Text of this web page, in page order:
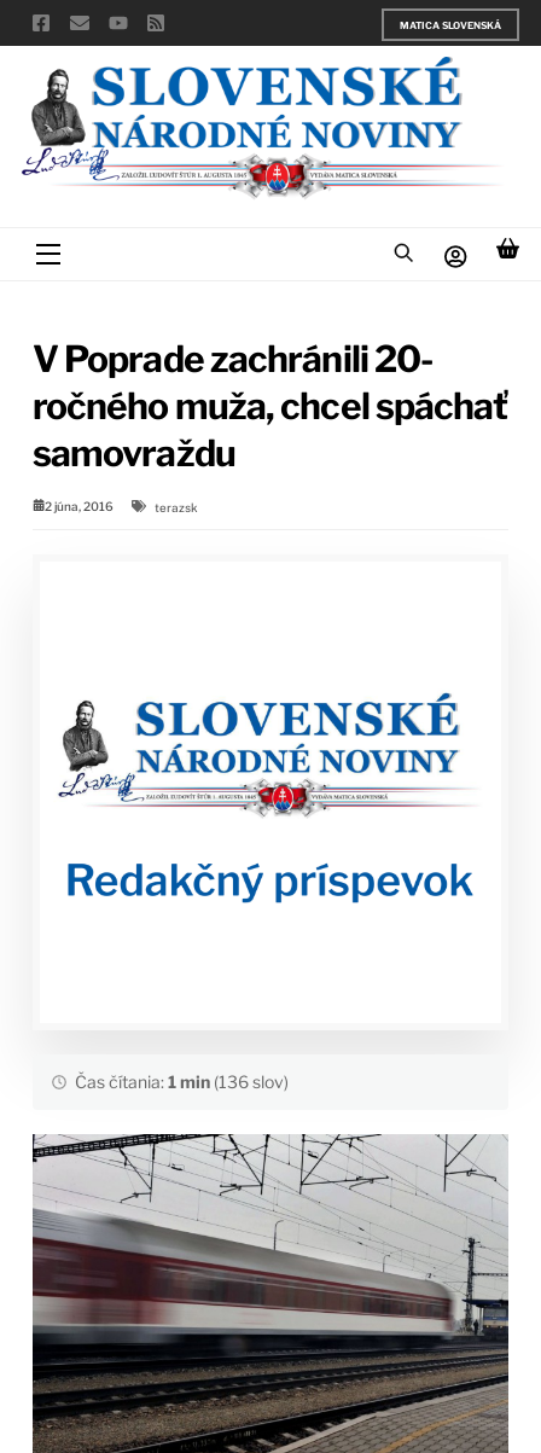
Skip
to
content
MATICA SLOVENSKÁ
Menu
V Poprade zachránili 20-
ročného muža, chcel spáchať
samovraždu
2 júna, 2016 terazsk
Čas čítania:1 min(136 slov)